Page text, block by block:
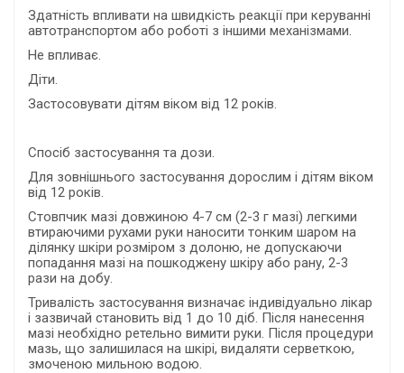
Здатність впливати на швидкість реакції при керуванні
автотранспортом або роботі з іншими механізмами.
Не впливає.
Діти.
Застосовувати дітям віком від 12 років.
Спосіб застосування та дози.
Для зовнішнього застосування дорослим і дітям віком
від 12 років.
Стовпчик мазі довжиною 4-7 см (2-3 г мазі) легкими
втираючими рухами руки наносити тонким шаром на
ділянку шкіри розміром з долоню, не допускаючи
попадання мазі на пошкоджену шкіру або рану, 2-3
рази на добу.
Тривалість застосування визначає індивідуально лікар
і зазвичай становить від 1 до 10 діб. Після нанесення
мазі необхідно ретельно вимити руки. Після процедури
мазь, що залишилася на шкірі, видаляти серветкою,
змоченою мильною водою.